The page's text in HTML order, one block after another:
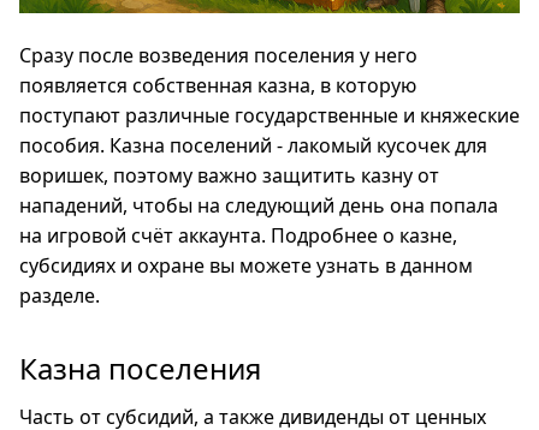
Сразу после возведения поселения у него
появляется собственная казна, в которую
поступают различные государственные и княжеские
пособия. Казна поселений - лакомый кусочек для
воришек, поэтому важно защитить казну от
нападений, чтобы на следующий день она попала
на игровой счёт аккаунта. Подробнее о казне,
субсидиях и охране вы можете узнать в данном
разделе.
Казна поселения
Часть от субсидий, а также дивиденды от ценных